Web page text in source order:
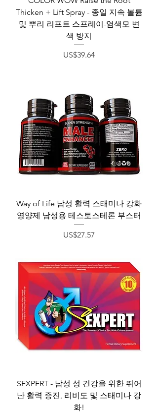
Thicken + Lift Spray - 종일 지속 볼륨
및 뿌리 리프트 스프레이-염색모 변
색 방지
가격
US$39.64
Way of Life 남성 활력 스태미나 강화
영양제 남성용 테스토스테론 부스터
가격
US$27.57
SEXPERT - 남성 성 건강을 위한 뛰어
난 활력 증진, 리비도 및 스태미나 강
화!